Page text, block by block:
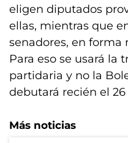
eligen diputados
ellas, mientras que
senadores, en forma
Para eso se usará la
partidaria y no la
debutará recién el
Más noticias